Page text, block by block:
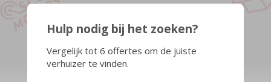
Hulp nodig bij het zoeken?
Vergelijk tot 6 offertes om de juiste
verhuizer te vinden.